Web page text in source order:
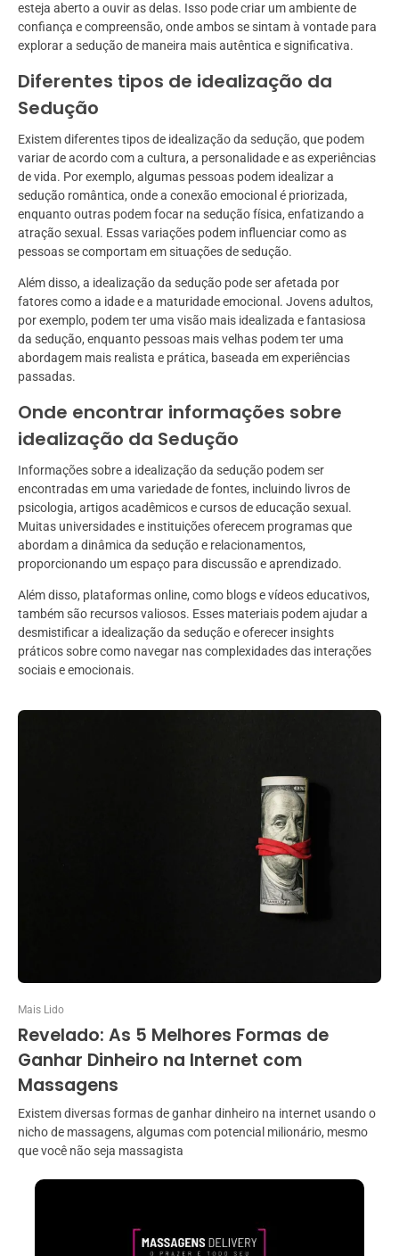
esteja aberto a ouvir as delas. Isso pode criar um ambiente de
confiança e compreensão, onde ambos se sintam à vontade para
explorar a sedução de maneira mais autêntica e significativa.
Diferentes tipos de idealização da
Sedução
Existem diferentes tipos de idealização da sedução, que podem
variar de acordo com a cultura, a personalidade e as experiências
de vida. Por exemplo, algumas pessoas podem idealizar a
sedução romântica, onde a conexão emocional é priorizada,
enquanto outras podem focar na sedução física, enfatizando a
atração sexual. Essas variações podem influenciar como as
pessoas se comportam em situações de sedução.
Além disso, a idealização da sedução pode ser afetada por
fatores como a idade e a maturidade emocional. Jovens adultos,
por exemplo, podem ter uma visão mais idealizada e fantasiosa
da sedução, enquanto pessoas mais velhas podem ter uma
abordagem mais realista e prática, baseada em experiências
passadas.
Onde encontrar informações sobre
idealização da Sedução
Informações sobre a idealização da sedução podem ser
encontradas em uma variedade de fontes, incluindo livros de
psicologia, artigos acadêmicos e cursos de educação sexual.
Muitas universidades e instituições oferecem programas que
abordam a dinâmica da sedução e relacionamentos,
proporcionando um espaço para discussão e aprendizado.
Além disso, plataformas online, como blogs e vídeos educativos,
também são recursos valiosos. Esses materiais podem ajudar a
desmistificar a idealização da sedução e oferecer insights
práticos sobre como navegar nas complexidades das interações
sociais e emocionais.
Mais Lido
Revelado: As 5 Melhores Formas de
Ganhar Dinheiro na Internet com
Massagens
Existem diversas formas de ganhar dinheiro na internet usando o
nicho de massagens, algumas com potencial milionário, mesmo
que você não seja massagista